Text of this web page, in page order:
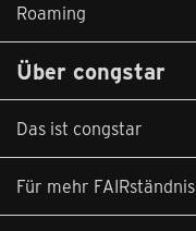
Roaming
Über congstar
Das ist congstar
Für mehr FAIRständnis